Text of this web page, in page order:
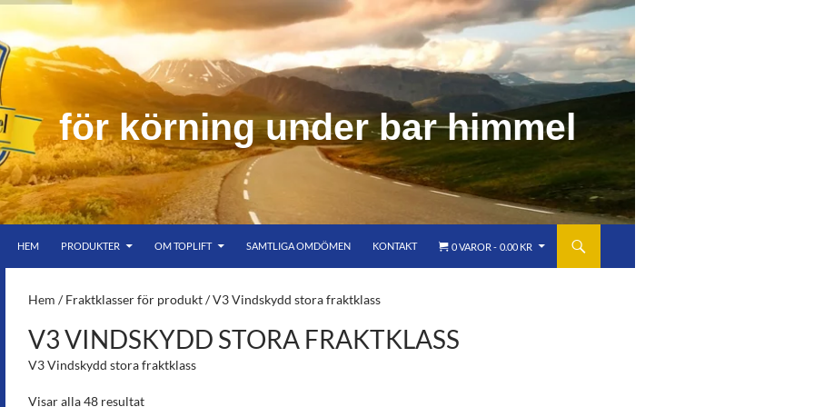
för körning under bar himmel
bar himmel
HEM
PRODUKTER OM TOPLIFT SAMTLIGA OMDÖMEN KONTAKT 0 VAROR 0.00 KR
Hem / Fraktklasser för produkt / V3 Vindskydd stora fraktklass
V3 VINDSKYDD STORA FRAKTKLASS
V3 Vindskydd stora fraktklass
Visar alla 48 resultat